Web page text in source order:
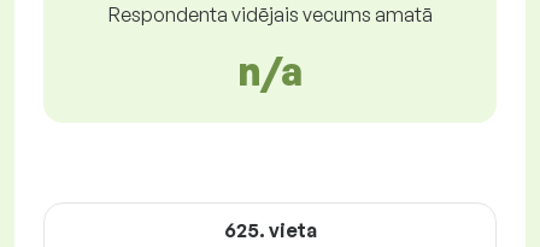
Respondenta vidējais vecums amatā
n/a
625. vieta